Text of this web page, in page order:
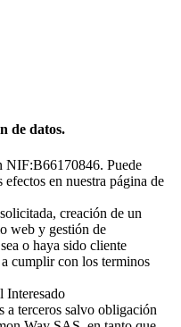
de datos.
NIF:B66170846. Puede
en nuestra página de
creación de un
web y gestión de
o haya sido cliente
cumplir con los terminos
Interesado
a terceros salvo obligación